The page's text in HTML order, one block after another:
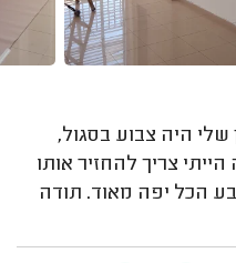
היה צבוע בסגול,
צריך להחזיר אותו
הכל יפה מאוד. תודה